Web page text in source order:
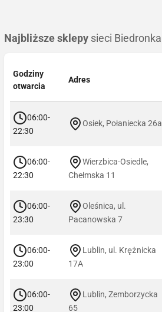
Najbliższe sklepy sieci Biedronka
Godziny
otwarcia
Adres
06:00-
22:30
Osiek, Połaniecka 26a
06:00-
22:30
Wierzbica-Osiedle,
Chełmska 11
06:00-
23:30
Oleśnica, ul.
Pacanowska 7
06:00-
23:00
Lublin, ul. Krężnicka
17A
06:00-
23:00
Lublin, Zemborzycka
65